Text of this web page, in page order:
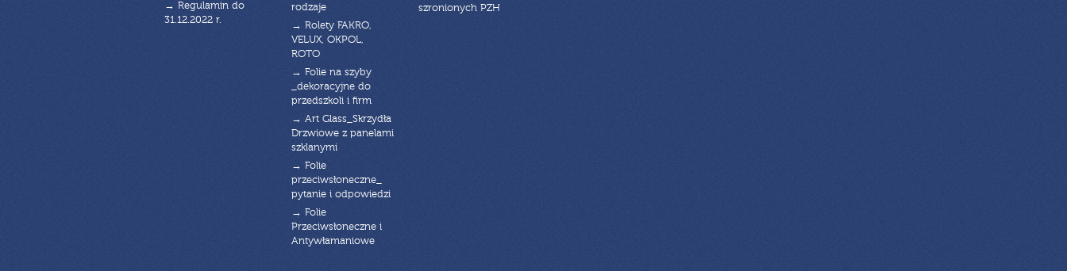
→ Regulamin do
31.12.2022 r.
rodzaje
→ Rolety FAKRO,
VELUX, OKPOL,
ROTO
→ Folie na szyby
_dekoracyjne do
przedszkoli i firm
→ Art Glass_Skrzydła
Drzwiowe z panelami
szklanymi
→ Folie
przeciwsłoneczne_
pytanie i odpowiedzi
→ Folie
Przeciwsłoneczne i
Antywłamaniowe
szronionych PZH